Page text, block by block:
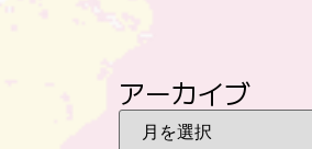
アーカイブ